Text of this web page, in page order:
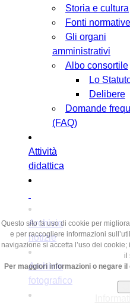
Storia e cultura
Fonti normative
Gli organi
amministrativi
Albo consortile
Lo
Delibere
Domande
(FAQ)
Attività
didattica
Archivio
notizie
Archivio
fotografico
Questo sito fa uso di cookie per
e per raccogliere informazioni
navigazione si accetta l’uso dei
il
Per maggiori informazioni o negare